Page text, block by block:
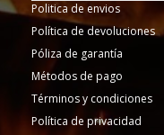
Politica de envios
Política de devoluciones
Póliza de garantía
Métodos de pago
Términos y condiciones
Política de privacidad